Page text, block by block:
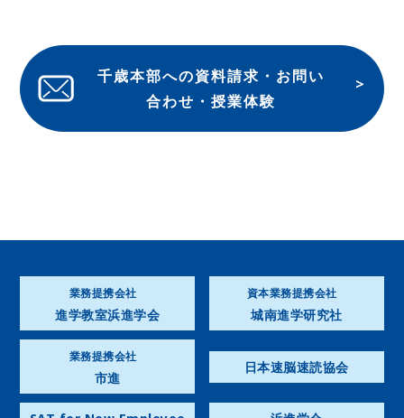
千歳本部への資料請求・お問い
合わせ・授業体験
業務提携会社
進学教室浜進学会
資本業務提携会社
城南進学研究社
業務提携会社
市進
日本速脳速読協会